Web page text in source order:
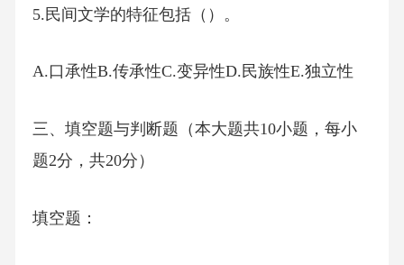
5.民间文学的特征包括（）。
A.口承性B.传承性C.变异性D.民族性E.独立性
三、填空题与判断题（本大题共10小题，每小
题2分，共20分）
填空题：